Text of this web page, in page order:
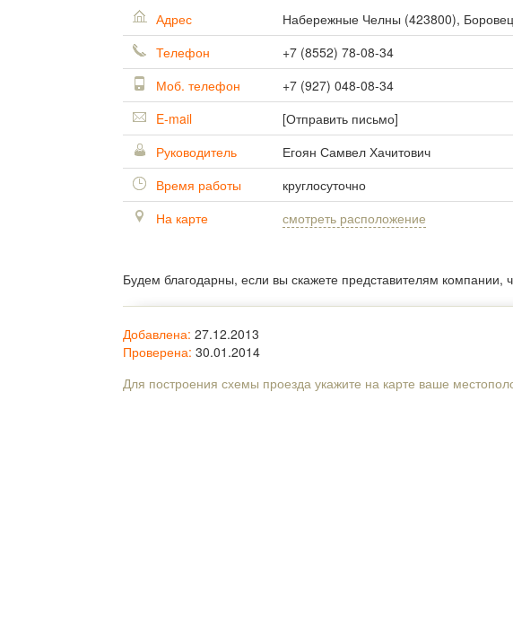
Адрес Набережные Челны (423800),
Телефон
+7 (8552) 78-08-34
Моб. телефон
+7 (927) 048-08-34
E-mail
[Отправить письмо]
Руководитель
Егоян Самвел Хачитович
Время работы
круглосуточно
На карте
смотреть расположение
Будем благодарны, если вы скажете представителям компании,
Добавлена: 27.12.2013
Проверена: 30.01.2014
Для построения схемы проезда укажите на карте ваше